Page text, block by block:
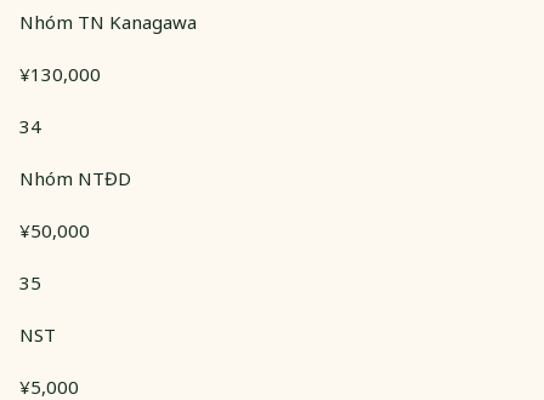
Nhóm TN Kanagawa
¥130,000
34
Nhóm NTĐD
¥50,000
35
NST
¥5,000